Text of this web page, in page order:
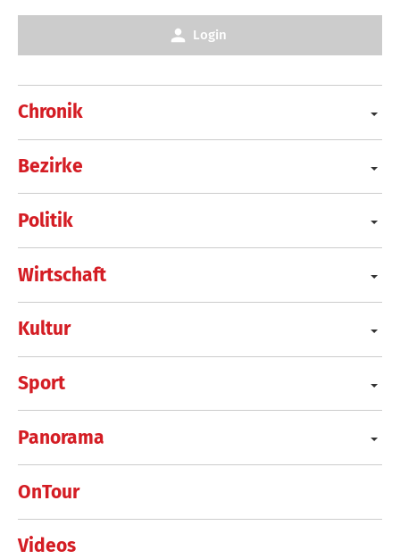
Chronik
Bezirke
Politik
Wirtschaft
Kultur
Sport
Panorama
OnTour
Videos
Login